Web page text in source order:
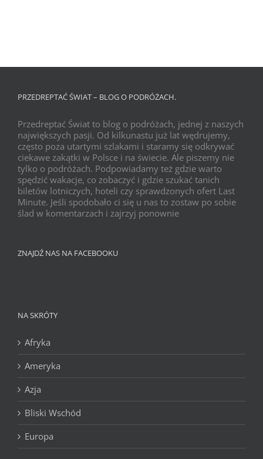
PRZEDREPTAĆ ŚWIAT – BLOG O PODRÓŻACH.
Przedreptać Świat to blog o podróżach, jednej z naszych
największych pasji. Od kilkunastu już lat wędrujemy,
często poza utartymi szlakami i staramy się odkrywać
ciekawe zakątki w Polsce i na świecie. Ale piszemy nie
tylko o podróżach. Podpowiadamy też gdzie warto
spędzić wakacje, co zobaczyć i gdzie szukać tanich
biletów lotniczych, hoteli czy sprawdzonych ofert Last
Minute. Jeśli spodobało ci się u nas to zostaw po sobie
ślad w komentarzach i zajrzyj ponownie
ZNAJDŹ NAS NA FACEBOOKU
NA SKRÓTY
Afryka
Ameryka
Azja
Bliski Wschód
Europa